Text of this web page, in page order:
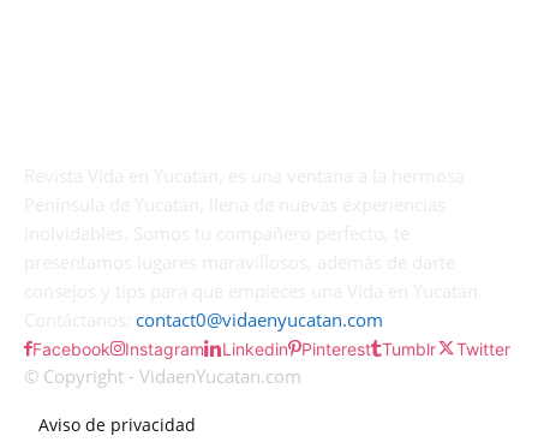
contact0@vidaenyucatan.com
Facebook Instagram Linkedin Pinterest Tumblr Twitter
© Copyright - VidaenYucatan.com
Aviso de privacidad